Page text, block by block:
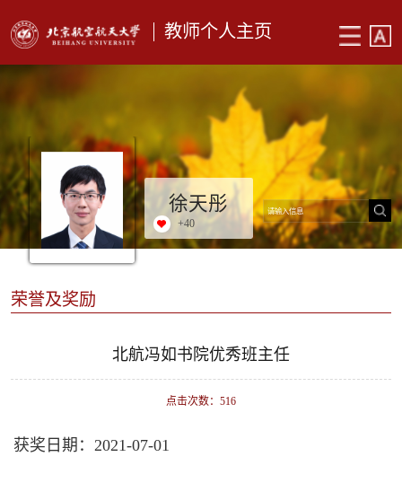
教师个人主页
徐天彤
+40
荣誉及奖励
北航冯如书院优秀班主任
点击次数： 516
获奖日期：2021-07-01